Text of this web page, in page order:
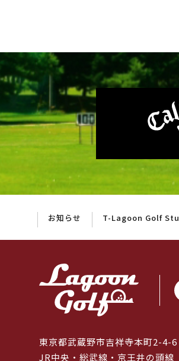
お知らせ T-Lagoon Golf
東京都武蔵野市吉祥寺本町2-4-
JR中央・総武線・京王井の頭線